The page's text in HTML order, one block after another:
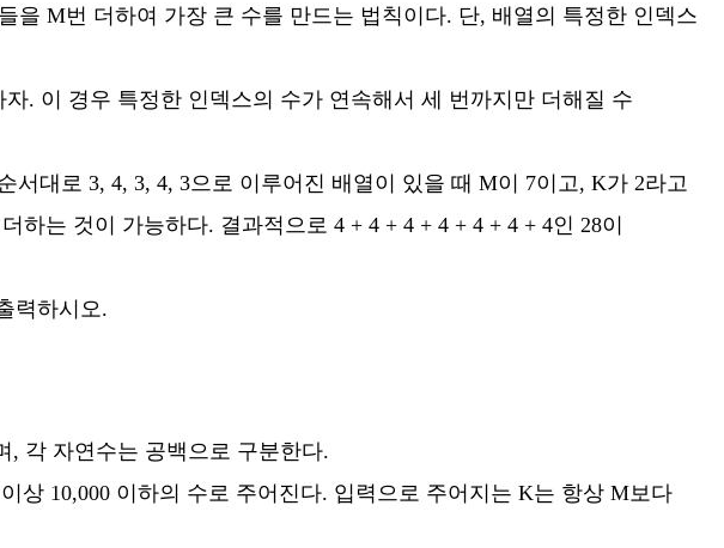
M번 더하여 가장 큰 수를 만드는 법칙이다. 단, 배열의 특정한 인덱스
. 이 경우 특정한 인덱스의 수가 연속해서 세 번까지만 더해질 수
대로 3, 4, 3, 4, 3으로 이루어진 배열이 있을 때 M이 7이고, K가 2라고
는 것이 가능하다. 결과적으로 4 + 4 + 4 + 4 + 4 + 4 + 4인 28이
력하시오.
, 각 자연수는 공백으로 구분한다.
상 10,000 이하의 수로 주어진다. 입력으로 주어지는 K는 항상 M보다